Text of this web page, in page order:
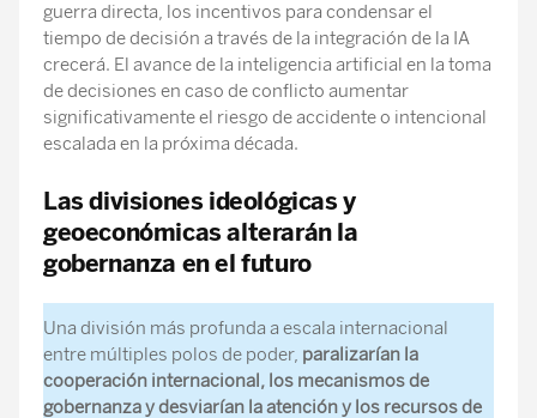
guerra directa, los incentivos para condensar el
tiempo de decisión a través de la integración de la IA
crecerá. El avance de la inteligencia artificial en la toma
de decisiones en caso de conflicto aumentar
significativamente el riesgo de accidente o intencional
escalada en la próxima década.
Las divisiones ideológicas y
geoeconómicas alterarán la
gobernanza en el futuro
Una división más profunda a escala internacional
entre múltiples polos de poder, paralizarían la
cooperación internacional, los mecanismos de
gobernanza y desviarían la atención y los recursos de